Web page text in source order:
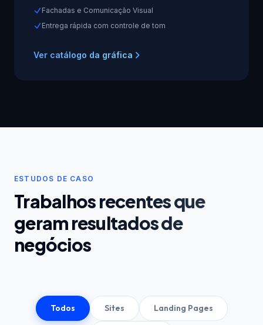
Fachadas e Comunicação Visual
Entrega rápida com controle de tom
Ver catálogo da gráfica
ESTUDOS DE CASO
Trabalhos recentes que
geram resultados de
negócios
Todos Sites Landing Pages